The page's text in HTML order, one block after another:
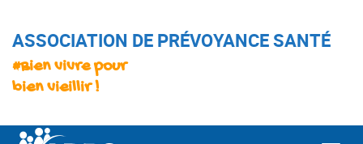
ASSOCIATION DE PRÉVOYANCE SANTÉ
#Bien vivre pour
bien vieillir !